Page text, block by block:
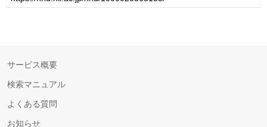
サービス概要
検索マニュアル
よくある質問
お知らせ